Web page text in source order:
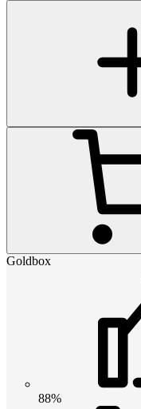
Goldbox
88%